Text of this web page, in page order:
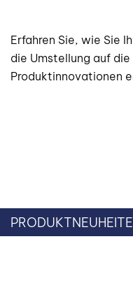
Erfahren Sie, wie Sie
die Umstellung auf
Produktinnovationen